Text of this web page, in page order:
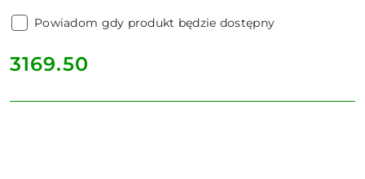
Powiadom gdy produkt będzie dostępny
cena:
3169.50